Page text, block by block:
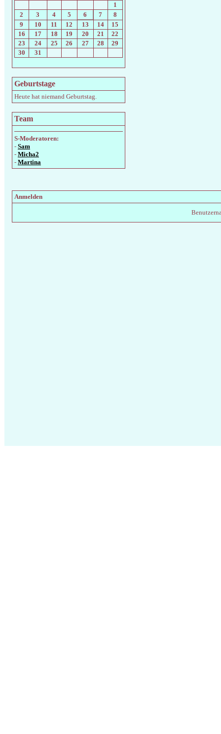
1
2
3 4 5 6 7
8
9
10 11 12 13 14
15
16
17 18 19 20 21
22
23
24 25 26 27 28
29
30
31
Geburtstage
Heute hat niemand Geburtstag.
Team
S-Moderatoren:
- Sam
- Micha2
- Martina
Anmelden